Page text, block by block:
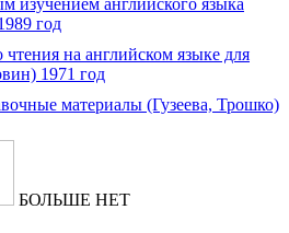
БОЛЬШЕ НЕТ